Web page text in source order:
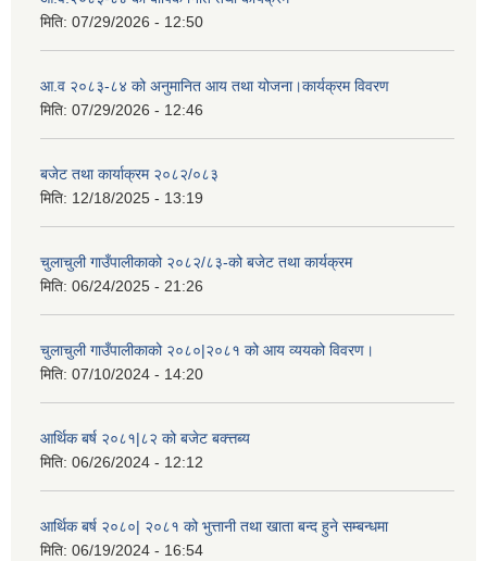
मिति: 07/29/2026 - 12:50
आ.व २०८३-८४ को अनुमानित आय तथा योजना।कार्यक्रम विवरण
मिति: 07/29/2026 - 12:46
बजेट तथा कार्याक्रम २०८२/०८३
मिति: 12/18/2025 - 13:19
चुलाचुली गाउँपालीकाको २०८२/८३-को बजेट तथा कार्यक्रम
मिति: 06/24/2025 - 21:26
चुलाचुली गाउँपालीकाको २०८०|२०८१ को आय व्ययको विवरण।
मिति: 07/10/2024 - 14:20
आर्थिक बर्ष २०८१|८२ को बजेट बक्त्तब्य
मिति: 06/26/2024 - 12:12
आर्थिक बर्ष २०८०| २०८१ को भुत्तानी तथा खाता बन्द हुने सम्बन्धमा
मिति: 06/19/2024 - 16:54